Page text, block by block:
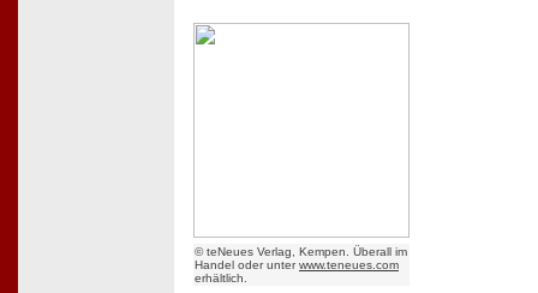
© teNeues Verlag, Kempen. Überall im
Handel oder unterwww.teneues.com
erhältlich.